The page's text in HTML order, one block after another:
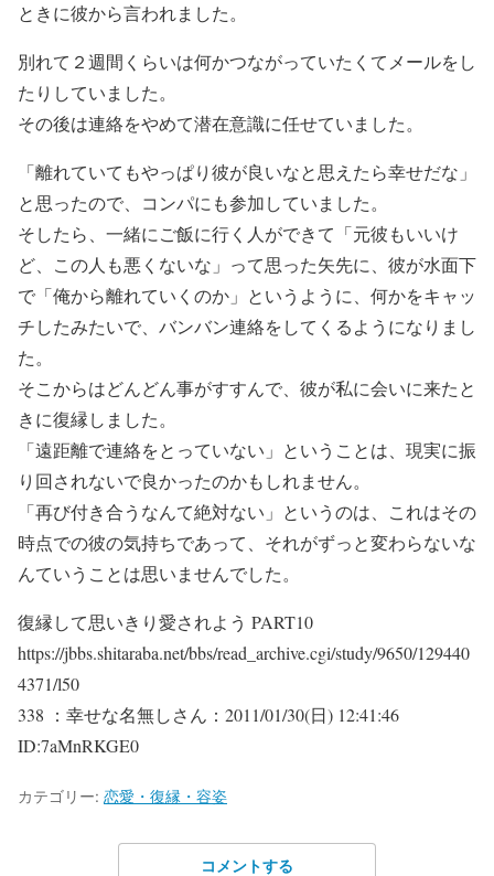
ときに彼から言われました。
別れて２週間くらいは何かつながっていたくてメールをし
たりしていました。
その後は連絡をやめて潜在意識に任せていました。
「離れていてもやっぱり彼が良いなと思えたら幸せだな」
と思ったので、コンパにも参加していました。
そしたら、一緒にご飯に行く人ができて「元彼もいいけ
ど、この人も悪くないな」って思った矢先に、彼が水面下
で「俺から離れていくのか」というように、何かをキャッ
チしたみたいで、バンバン連絡をしてくるようになりまし
た。
そこからはどんどん事がすすんで、彼が私に会いに来たと
きに復縁しました。
「遠距離で連絡をとっていない」ということは、現実に振
り回されないで良かったのかもしれません。
「再び付き合うなんて絶対ない」というのは、これはその
時点での彼の気持ちであって、それがずっと変わらないな
んていうことは思いませんでした。
復縁して思いきり愛されよう PART10
https://jbbs.shitaraba.net/bbs/read_archive.cgi/study/9650/129440
4371/l50
338 ：幸せな名無しさん：2011/01/30(日) 12:41:46
ID:7aMnRKGE0
カテゴリー: 恋愛・復縁・容姿
コメントする